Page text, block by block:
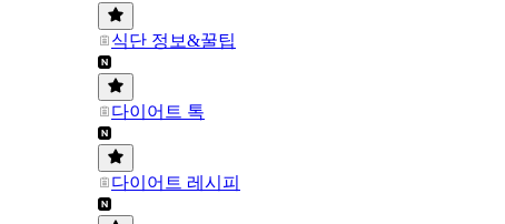
식단 정보&꿀팁
다이어트 톡
다이어트 레시피